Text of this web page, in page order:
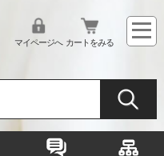
マイページへ カートをみる